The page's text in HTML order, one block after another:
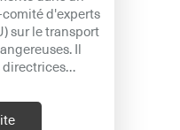
d'experts
sur le transport
Il
et